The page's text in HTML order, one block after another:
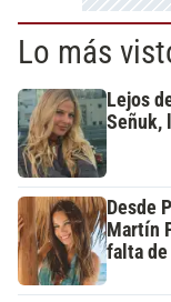
Lo más
Lejos
Señuk,
Desde
Martín
falta